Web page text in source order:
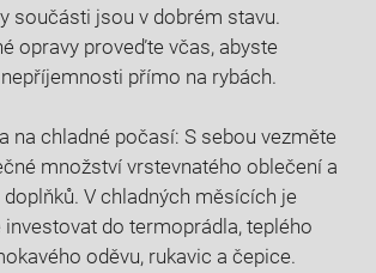
součásti jsou v dobrém stavu.
opravy⁣ proveďte⁣ včas, abyste
‍přímo na⁢ rybách.
na chladné počasí: S‍ sebou vezměte
množství vrstevnatého oblečení ⁣a
V chladných měsících ⁣je
investovat do termoprádla,‌ teplého
oděvu, rukavic a čepice.​